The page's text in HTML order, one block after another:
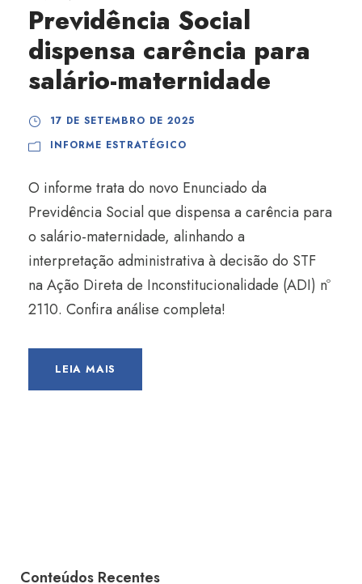
Previdência Social
dispensa carência para
salário-maternidade
17 DE SETEMBRO DE 2025
INFORME ESTRATÉGICO
O informe trata do novo Enunciado da
Previdência Social que dispensa a carência para
o salário-maternidade, alinhando a
interpretação administrativa à decisão do STF
na Ação Direta de Inconstitucionalidade (ADI) nº
2110. Confira análise completa!
LEIA MAIS
Conteúdos Recentes